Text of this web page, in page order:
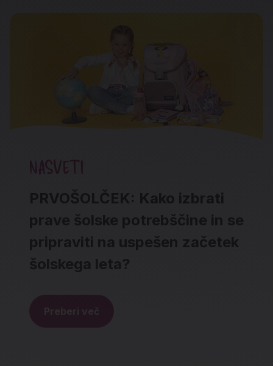
NASVETI
PRVOŠOLČEK: Kako izbrati
prave šolske potrebščine in se
pripraviti na uspešen začetek
šolskega leta?
Preberi več